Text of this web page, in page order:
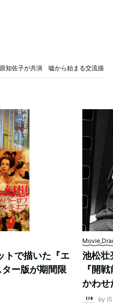
知佐子が共演 嘘から始まる交流描く
トで描いた『エ
ー版が期間限
池松壮
『開
かわせ
by